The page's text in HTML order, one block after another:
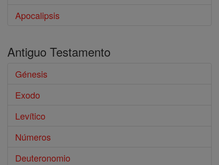
Apocalipsis
Antiguo Testamento
Génesis
Exodo
Levítico
Números
Deuteronomio